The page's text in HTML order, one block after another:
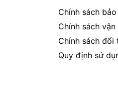
Chính sách
Chính sách
Chính sách đổi
Quy định sử